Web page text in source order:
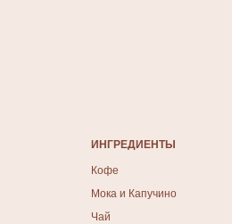
ИНГРЕДИЕНТЫ
Кофе
Мока и Капучино
Чай